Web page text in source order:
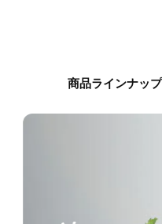
商品ラインナップ